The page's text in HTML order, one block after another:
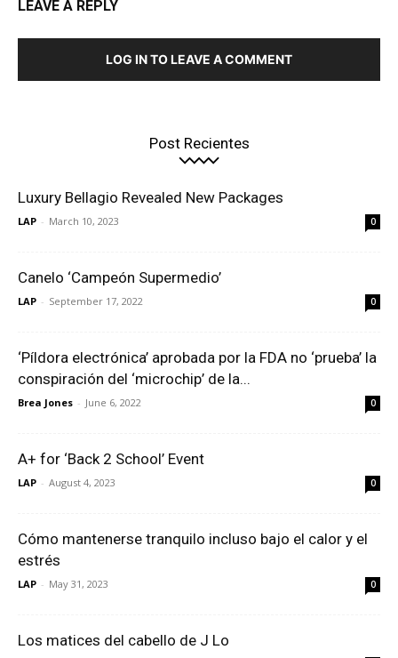
LEAVE A REPLY
LOG IN TO LEAVE A COMMENT
Post Recientes
Luxury Bellagio Revealed New Packages
LAP - March 10, 2023 0
Canelo ‘Campeón Supermedio’
LAP - September 17, 2022 0
‘Píldora electrónica’ aprobada por la FDA no ‘prueba’ la
conspiración del ‘microchip’ de la...
Brea Jones - June 6, 2022 0
A+ for ‘Back 2 School’ Event
LAP - August 4, 2023 0
Cómo mantenerse tranquilo incluso bajo el calor y el
estrés
LAP - May 31, 2023 0
Los matices del cabello de J Lo